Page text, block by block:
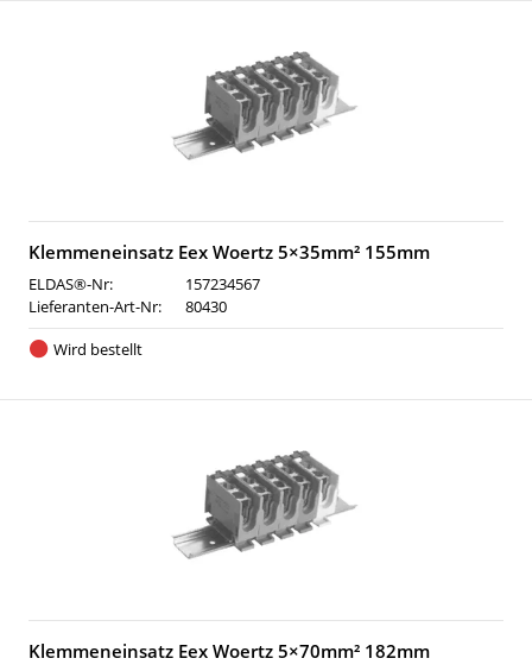
Klemmeneinsatz Eex Woertz 5×35mm² 155mm
ELDAS®-Nr:
157234567
Lieferanten-Art-Nr:
80430
Wird bestellt
Klemmeneinsatz Eex Woertz 5×70mm² 182mm